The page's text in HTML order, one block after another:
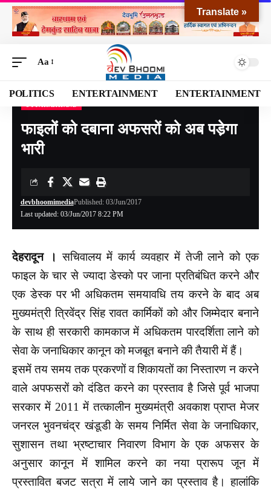
Aa
POLITICS ENTERTAINMENT ENTERTAINMENT
Devbhoomi Media>Blog>NATIONAL>UTTARAKHAND>फाइलोंं को दबाना अफसरों को अब पडे़गा भारी
फाइलोंं को दबाना अफसरों को अब पडे़गा
भारी
Last updated: 03/Jun/2017 8:22 PM
devbhoomimediaPublished: 03/Jun/2017
देहरादून । सचिवालय में कार्य व्यवहार में तेजी लाने को एक
फाइल के चार से ज्यादा डेस्को पर जाना प्रतिबंधित करने और
एक डेस्क पर भी अधिकतम समयावधि तय करने के बाद अब
मुख्यमंत्री त्रिवेंद्र सिंह रावत कार्मिकों को और जिम्मेदार बनाने
के साथ ही सरकारी कामकाज में अधिकतम पारदर्शिता लाने को
सेवा के जनाधिकार कानून को मजबूत बनाने की तैयारी में हैं।
इसमें तय समय तक प्रकरणों व शिकायतों का निस्तारण न करने
वाले अपफसरों को दंडित करने का प्रस्ताव है जिसे पूर्व भाजपा
सरकार में 2011 में तत्कालीन मुख्यमंत्री अवकाश प्राप्त मेजर
जनरल भुवनचंद्र खंडूडी के समय निर्मित सेवा के जनाधिकार,
सुशासन तथा भ्रष्टाचार निवारण विभाग के एक अफसर के
अनुसार कानून में शामिल करने का नया प्रारूप जून में
प्रस्तावित बजट सत्रा में लाये जाने का प्रस्ताव है। हालांकि
Translate »